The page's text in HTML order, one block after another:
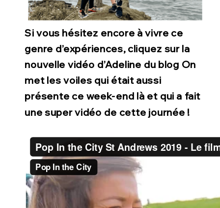
Si vous hésitez encore à vivre ce
genre d’expériences, cliquez sur la
nouvelle vidéo d’Adeline du blog On
met les voiles qui était aussi
présente ce week-end là et qui a fait
une super vidéo de cette journée !